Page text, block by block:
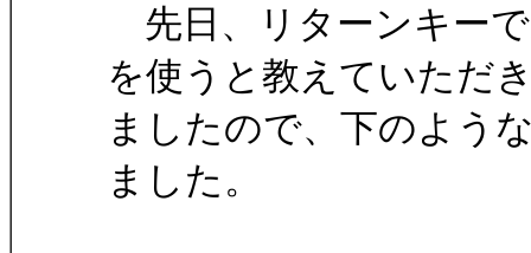
先日、リターンキーで
を使うと教えていただ
ましたので、下のよう
ました。